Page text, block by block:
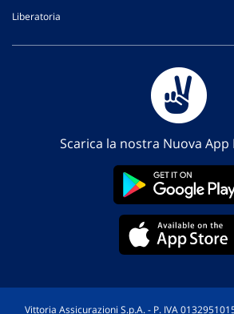
Liberatoria
Scarica la nostra Nuova
Vittoria Assicurazioni S.p.A. - P. IVA